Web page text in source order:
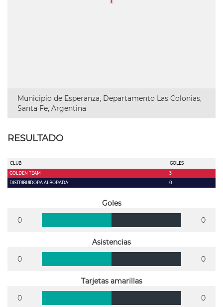
Municipio de Esperanza, Departamento Las Colonias,
Santa Fe, Argentina
RESULTADO
CLUB
GOLES
GOLDEN TEAM
3
DISTRIBUIDORA ALBORADA
0
Goles
0
0
Asistencias
0
0
Tarjetas amarillas
0
0